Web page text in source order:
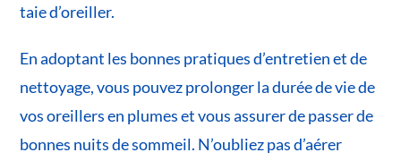
taie d’oreiller.
En adoptant les bonnes pratiques d’entretien et de
nettoyage, vous pouvez prolonger la durée de vie de
vos oreillers en plumes et vous assurer de passer de
bonnes nuits de sommeil. N’oubliez pas d’aérer